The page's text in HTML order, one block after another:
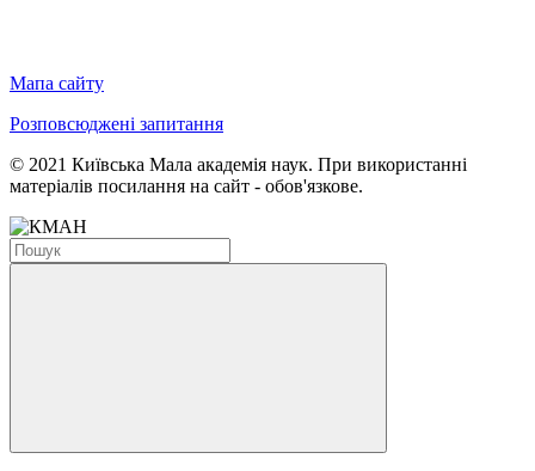
Мапа сайту
Розповсюджені запитання
© 2021 Київська Мала академія наук. При використанні
матеріалів посилання на сайт - обов'язкове.